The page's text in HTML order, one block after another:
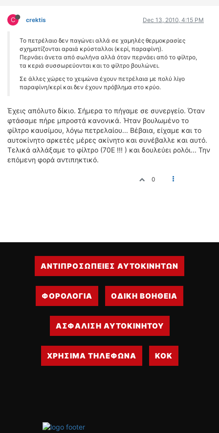
C crektis Dec 13, 2010, 4:15 PM
Το πετρέλαιο δεν παγώνει αλλά σε χαμηλές θερμοκρασίες
σχηματίζονται αραιά κρύσταλλοι (κερί, παραφίνη).
Περνάει άνετα από σωλήνα αλλά όταν περνάει από το φίλτρο,
τα κεριά συσσωρεύονται και το φίλτρο βουλώνει.
Σε άλλες χώρες το χειμώνα έχουν πετρέλαια με πολύ λίγο
παραφίνη/κερί και δεν έχουν πρόβλημα στο κρύο.
Έχεις απόλυτο δίκιο. Σήμερα το πήγαμε σε συνεργείο. Όταν
φτάσαμε πήρε μπροστά κανονικά. Ήταν βουλωμένο το
φίλτρο καυσίμου, λόγω πετρελαίου... Βέβαια, είχαμε και το
αυτοκίνητο αρκετές μέρες ακίνητο και συνέβαλλε και αυτό.
Τελικά αλλάξαμε το φίλτρο (70Ε !!! ) και δουλεύει ρολόι... Την
επόμενη φορά αντιπηκτικό.
0
ΑΝΤΙΠΡΟΣΩΠΕΙΕΣ ΑΥΤΟΚΙΝΗΤΩΝ
ΦΟΡΟΛΟΓΙΑ ΟΔΙΚΗ ΒΟΗΘΕΙΑ
ΑΣΦΑΛΙΣΗ ΑΥΤΟΚΙΝΗΤΟΥ
ΧΡΗΣΙΜΑ ΤΗΛΕΦΩΝΑ ΚΟΚ